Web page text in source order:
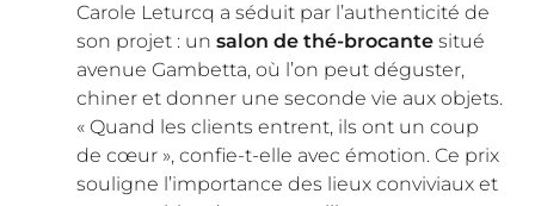
Carole Leturcq a séduit par l’authenticité de
son projet : unsalon de thé-brocante situé
avenue Gambetta, où l’on peut déguster,
chiner et donner une seconde vie aux objets.
« Quand les clients entrent, ils ont un coup
de cœur », confie-t-elle avec émotion. Ce prix
souligne l’importance des lieux conviviaux et